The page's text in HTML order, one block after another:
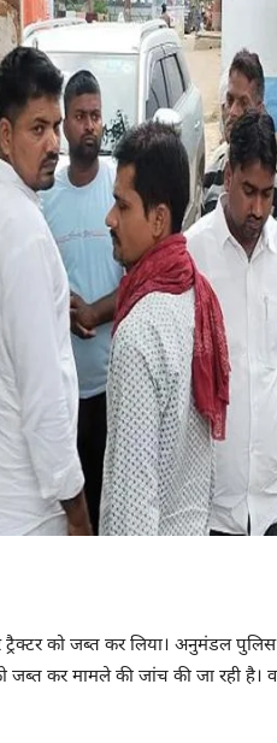
को जब्त कर लिया। अनुमंडल पुलिस
को जब्त कर मामले की जांच की जा रही